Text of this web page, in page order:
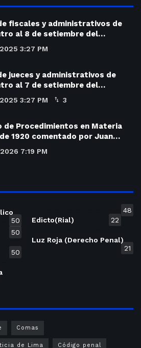
fiscales y administrativos de
al 8 de setiembre del…
3:27 PM
jueces y administrativos de
al 7 de setiembre del…
3:27 PM 3
de Procedimientos en Materia
1920 comentado por Juan…
7:19 PM
50
50
50
48
Edicto(Rial)
22
Luz Roja (Derecho Penal)
21
Comas
de Lima Código penal